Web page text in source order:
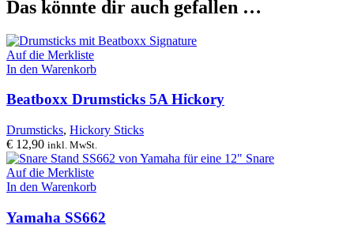
Das könnte dir auch gefallen …
Auf die Merkliste
In den Warenkorb
Beatboxx Drumsticks 5A Hickory
Drumsticks, Hickory Sticks
€ 12,90 inkl. MwSt.
Auf die Merkliste
In den Warenkorb
Yamaha SS662